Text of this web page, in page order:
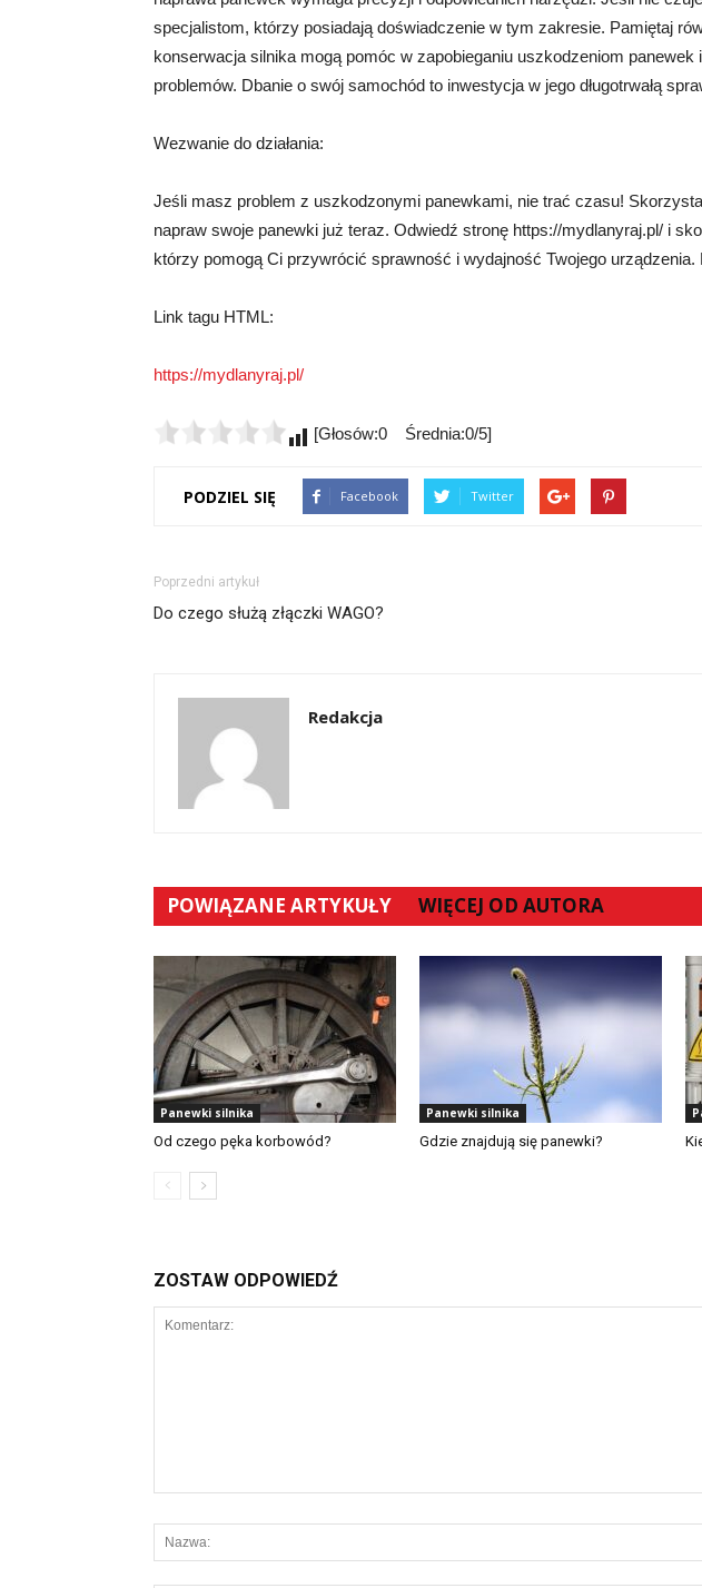
specjalistom, którzy posiadają doświadczenie w tym zakresie. Pamiętaj
konserwacja silnika mogą pomóc w zapobieganiu uszkodzeniom
problemów. Dbanie o swój samochód to inwestycja w jego długotrwałą
Wezwanie do działania:
Jeśli masz problem z uszkodzonymi panewkami, nie trać czasu!
napraw swoje panewki już teraz. Odwiedź stronę https://mydlanyraj.pl/ i
którzy pomogą Ci przywrócić sprawność i wydajność Twojego urządzenia.
Link tagu HTML:
https://mydlanyraj.pl/
[Głosów:0 Średnia:0/5]
PODZIEL SIĘ Facebook Twitter
Poprzedni artykuł
Do czego służą złączki WAGO?
Redakcja
POWIĄZANE ARTYKUŁY WIĘCEJ OD AUTORA
Panewki silnika
Od czego pęka korbowód?
Panewki silnika
Gdzie znajdują się panewki?
ZOSTAW ODPOWIEDŹ